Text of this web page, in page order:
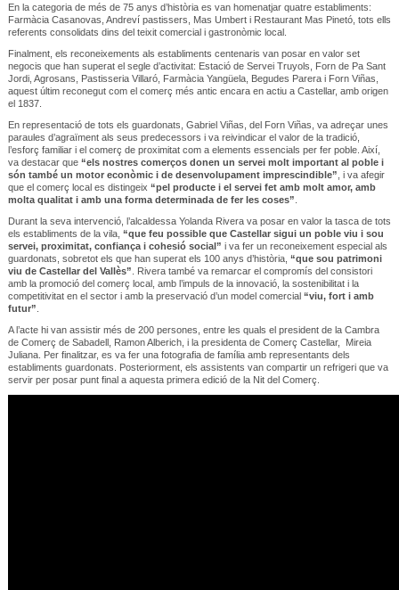
En la categoria de més de 75 anys d’història es van homenatjar quatre establiments:
Farmàcia Casanovas, Andreví pastissers, Mas Umbert i Restaurant Mas Pinetó, tots ells
referents consolidats dins del teixit comercial i gastronòmic local.
Finalment, els reconeixements als establiments centenaris van posar en valor set
negocis que han superat el segle d’activitat: Estació de Servei Truyols, Forn de Pa Sant
Jordi, Agrosans, Pastisseria Villaró, Farmàcia Yangüela, Begudes Parera i Forn Viñas,
aquest últim reconegut com el comerç més antic encara en actiu a Castellar, amb origen
el 1837.
En representació de tots els guardonats, Gabriel Viñas, del Forn Viñas, va adreçar unes
paraules d’agraïment als seus predecessors i va reivindicar el valor de la tradició,
l’esforç familiar i el comerç de proximitat com a elements essencials per fer poble. Així,
va destacar que “els nostres comerços donen un servei molt important al poble i
són també un motor econòmic i de desenvolupament imprescindible” , i va afegir
que el comerç local es distingeix “pel producte i el servei fet amb molt amor, amb
molta qualitat i amb una forma determinada de fer les coses”
Durant la seva intervenció, l’alcaldessa Yolanda Rivera va posar en valor la tasca de tots
els establiments de la vila, “que feu possible que Castellar sigui un poble viu i sou
servei, proximitat, confiança i cohesió social” i va fer un reconeixement especial als
guardonats, sobretot els que han superat els 100 anys d’història, “que sou patrimoni
viu de Castellar del Vallès” . Rivera també va remarcar el compromís del consistori
amb la promoció del comerç local, amb l’impuls de la innovació, la sostenibilitat i la
competitivitat en el sector i amb la preservació d’un model comercial “viu, fort i amb
futur”
A l’acte hi van assistir més de 200 persones, entre les quals el president de la Cambra
de Comerç de Sabadell, Ramon Alberich, i la presidenta de Comerç Castellar, Mireia
Juliana. Per finalitzar, es va fer una fotografia de família amb representants dels
establiments guardonats. Posteriorment, els assistents van compartir un refrigeri que va
servir per posar punt final a aquesta primera edició de la Nit del Comerç.